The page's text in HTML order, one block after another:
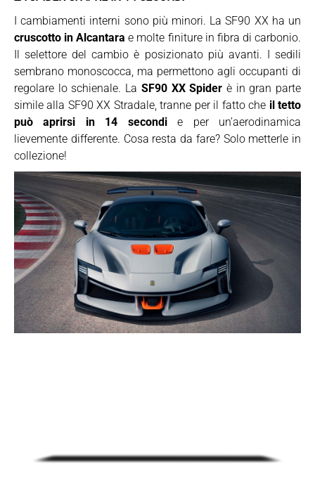
I cambiamenti interni sono più minori. La SF90 XX ha un
cruscotto in Alcantara e molte finiture in fibra di carbonio.
Il selettore del cambio è posizionato più avanti. I sedili
sembrano monoscocca, ma permettono agli occupanti di
regolare lo schienale. La SF90 XX Spider è in gran parte
simile alla SF90 XX Stradale, tranne per il fatto che il tetto
può aprirsi in 14 secondie per un’aerodinamica
lievemente differente. Cosa resta da fare? Solo metterle in
collezione!